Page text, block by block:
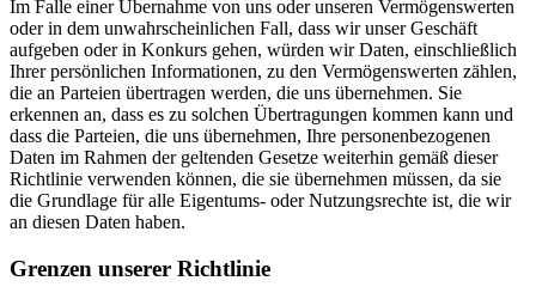
Im Falle einer Übernahme von uns oder unseren Vermögenswerten
oder in dem unwahrscheinlichen Fall, dass wir unser Geschäft
aufgeben oder in Konkurs gehen, würden wir Daten, einschließlich
Ihrer persönlichen Informationen, zu den Vermögenswerten zählen,
die an Parteien übertragen werden, die uns übernehmen. Sie
erkennen an, dass es zu solchen Übertragungen kommen kann und
dass die Parteien, die uns übernehmen, Ihre personenbezogenen
Daten im Rahmen der geltenden Gesetze weiterhin gemäß dieser
Richtlinie verwenden können, die sie übernehmen müssen, da sie
die Grundlage für alle Eigentums- oder Nutzungsrechte ist, die wir
an diesen Daten haben.
Grenzen unserer Richtlinie